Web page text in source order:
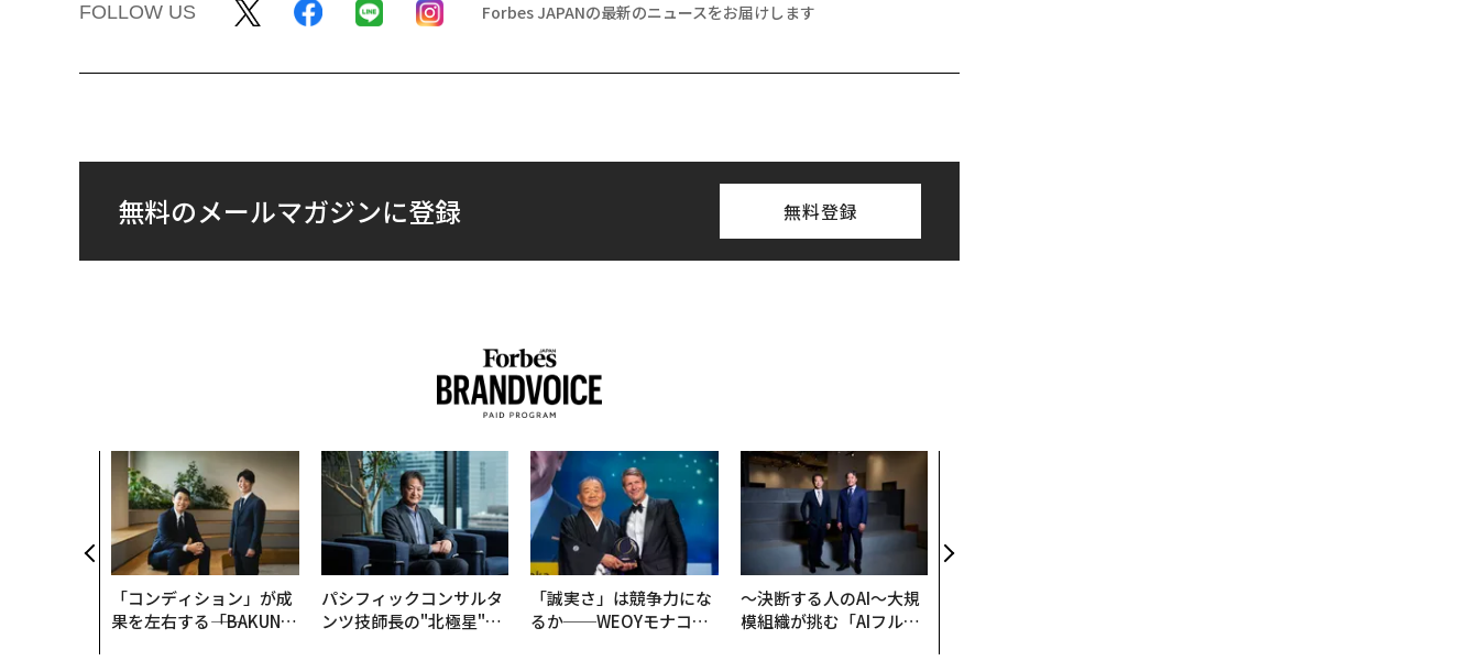
FOLLOW US Forbes JAPANの最新のニュースをお届けします
無料のメールマガジンに登録 無料登録
「コンディション」が成
果を左右する――「BAKUN
パシフィックコンサルタ
ンツ技師長の"北極星"。
「誠実さ」は競争力にな
るか──WEOYモナコで
〜決断する人のAI〜大規
模組織が挑む「AIフル実